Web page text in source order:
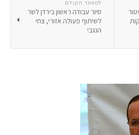
למאמר הקודם
סיור עבודה ראשון בירדן לשר
לשיתוף פעולה אזורי, צחי
הנגבי